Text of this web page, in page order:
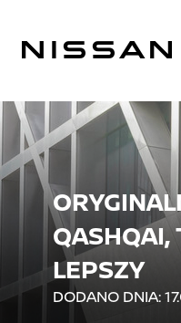
QASHQAI,
LEPSZY
DODANO DNIA: